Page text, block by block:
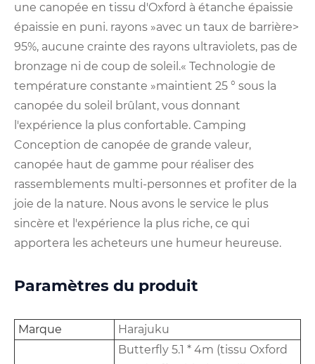
une canopée en tissu d'Oxford à étanche épaissie
épaissie en puni. rayons »avec un taux de barrière>
95%, aucune crainte des rayons ultraviolets, pas de
bronzage ni de coup de soleil.« Technologie de
température constante »maintient 25 ° sous la
canopée du soleil brûlant, vous donnant
l'expérience la plus confortable. Camping
Conception de canopée de grande valeur,
canopée haut de gamme pour réaliser des
rassemblements multi-personnes et profiter de la
joie de la nature. Nous avons le service le plus
sincère et l'expérience la plus riche, ce qui
apportera les acheteurs une humeur heureuse.
Paramètres du produit
Marque Harajuku
Butterfly 5.1 * 4m (tissu Oxford